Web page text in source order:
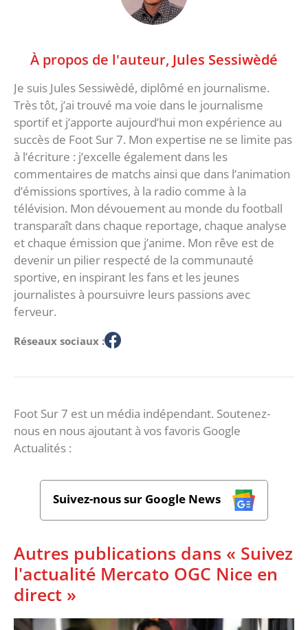
À propos de l'auteur, Jules Sessiwèdé
Je suis Jules Sessiwèdé, diplômé en journalisme.
Très tôt, j’ai trouvé ma voie dans le journalisme
sportif et j’apporte aujourd’hui mon expérience au
succès de Foot Sur 7. Mon expertise ne se limite pas
à l’écriture : j’excelle également dans les
commentaires de matchs ainsi que dans l’animation
d’émissions sportives, à la radio comme à la
télévision. Mon dévouement au monde du football
transparaît dans chaque reportage, chaque analyse
et chaque émission que j’anime. Mon rêve est de
devenir un pilier respecté de la communauté
sportive, en inspirant les fans et les jeunes
journalistes à poursuivre leurs passions avec
ferveur.
Réseaux sociaux :
Foot Sur 7 est un média indépendant. Soutenez-
nous en nous ajoutant à vos favoris Google
Actualités :
Suivez-nous sur Google News
Autres publications dans « Suivez
l'actualité Mercato OGC Nice en
direct »